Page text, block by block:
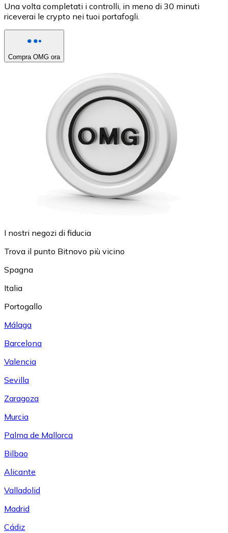
Una volta completati i controlli, in meno di 30 minuti
riceverai le crypto nei tuoi portafogli.
Compra OMG ora
I nostri negozi di fiducia
Trova il punto Bitnovo più vicino
Spagna
Italia
Portogallo
Málaga
Barcelona
Valencia
Sevilla
Zaragoza
Murcia
Palma de Mallorca
Bilbao
Alicante
Valladolid
Madrid
Cádiz